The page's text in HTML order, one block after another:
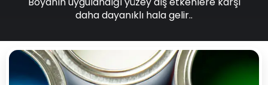
daha dayanıklı hala gelir..